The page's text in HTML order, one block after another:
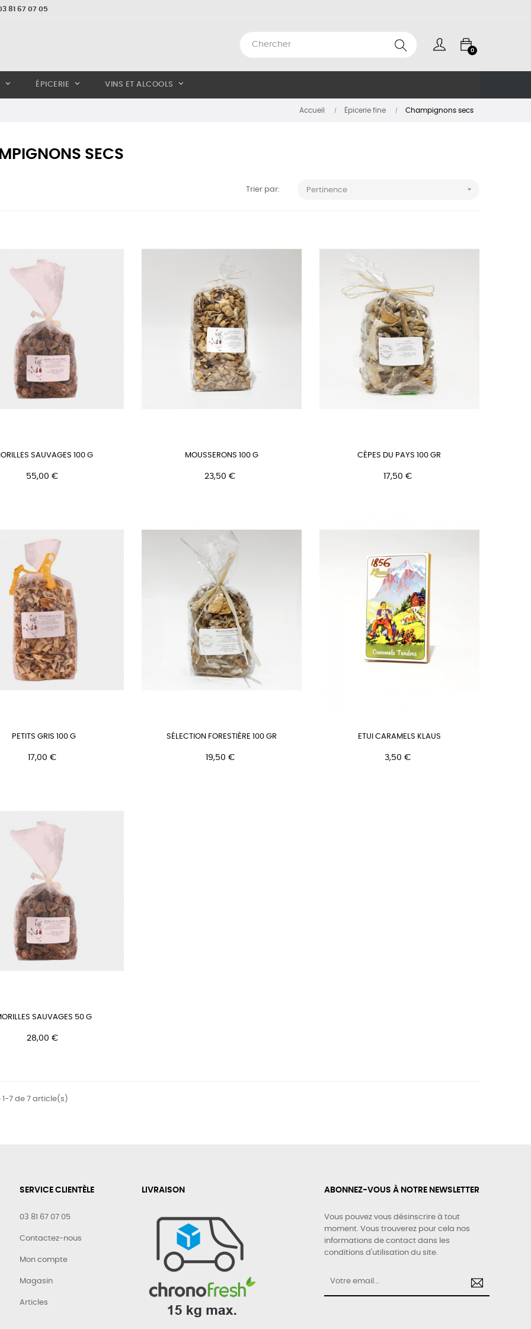
81 67 07 05
0
ÉPICERIE VINS ET ALCOOLS
Accueil Épicerie fine Champignons secs
SECS
Trier par: Pertinence 
SAUVAGES 100 G
Prix
55,00 €
MOUSSERONS 100 G
Prix
23,50 €
CÈPES DU PAYS 100 GR
Prix
17,50 €
PETITS GRIS 100 G
Prix
17,00 €
SÉLECTION FORESTIÈRE 100 GR
Prix
19,50 €
ETUI CARAMELS KLAUS
Prix
3,50 €
SAUVAGES 50 G
Prix
28,00 €
7 de 7 article(s)
SERVICE CLIENTÈLE
03 81 67 07 05
Contactez-nous
Mon compte
Magasin
Articles
LIVRAISON ABONNEZ-VOUS À NOTRE NEWSLETTER
Vous pouvez vous désinscrire à tout
moment. Vous trouverez pour cela nos
informations de contact dans les
conditions d'utilisation du site.